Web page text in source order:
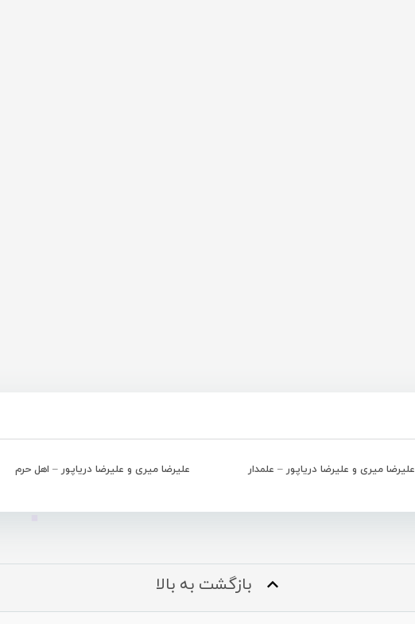
علیرضا میری و علیرضا دریاپور – علمدار علیرضا میری و علیرضا دریاپور – اهل حرم
بازگشت به بالا